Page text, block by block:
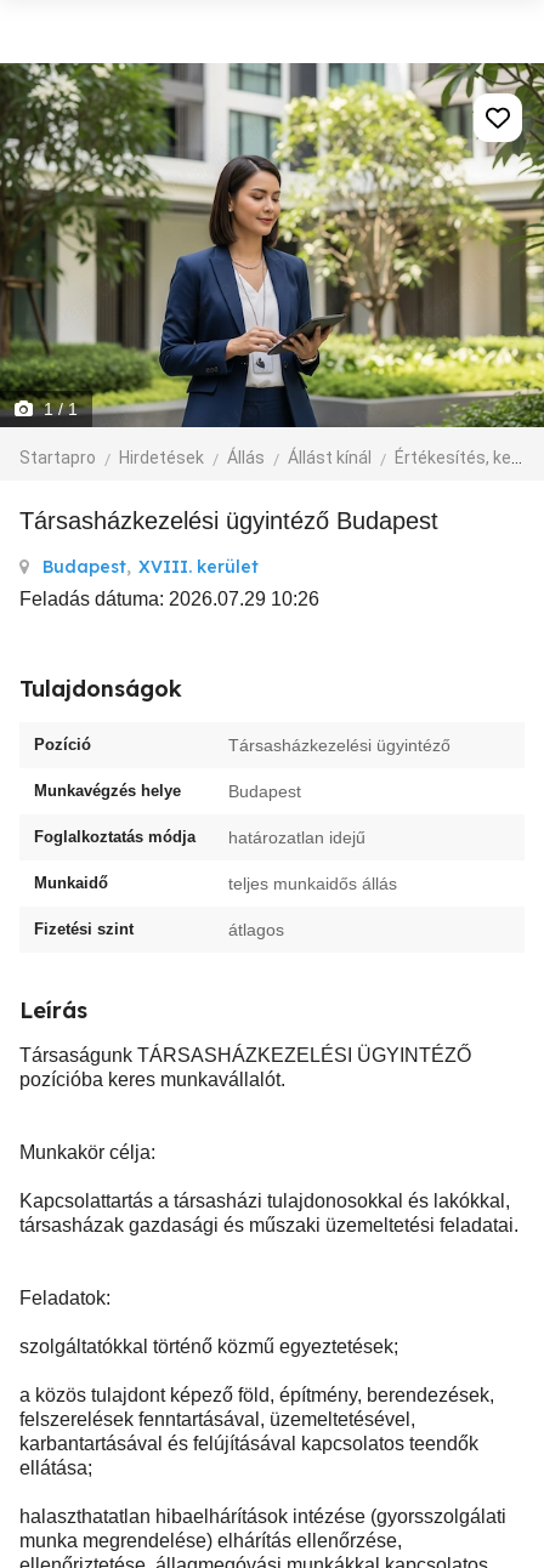
1/ 1
Startapro Hirdetések Állás Állást kínál Értékesítés, kereskedelem, üzlet
Társasházkezelési ügyintéző Budapest
Budapest, XVIII. kerület
Feladás dátuma: 2026.07.29 10:26
Tulajdonságok
Pozíció Társasházkezelési ügyintéző
Munkavégzés helye Budapest
Foglalkoztatás módja határozatlan idejű
Munkaidő teljes munkaidős állás
Fizetési szint átlagos
Leírás
Társaságunk TÁRSASHÁZKEZELÉSI ÜGYINTÉZŐ
pozícióba keres munkavállalót.
Munkakör célja:
Kapcsolattartás a társasházi tulajdonosokkal és lakókkal,
társasházak gazdasági és műszaki üzemeltetési feladatai.
Feladatok:
szolgáltatókkal történő közmű egyeztetések;
a közös tulajdont képező föld, építmény, berendezések,
felszerelések fenntartásával, üzemeltetésével,
karbantartásával és felújításával kapcsolatos teendők
ellátása;
halaszthatatlan hibaelhárítások intézése (gyorsszolgálati
munka megrendelése) elhárítás ellenőrzése,